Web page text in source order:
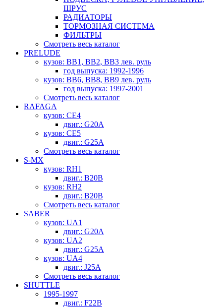
ШРУС
РАДИАТОРЫ
ТОРМОЗНАЯ СИСТЕМА
ФИЛЬТРЫ
Смотреть весь каталог
PRELUDE
кузов: BB1, BB2, BB3 лев. руль
год выпуска: 1992-1996
кузов: BB6, BB8, BB9 лев. руль
год выпуска: 1997-2001
Смотреть весь каталог
RAFAGA
кузов: CE4
двиг.: G20A
кузов: CE5
двиг.: G25A
Смотреть весь каталог
S-MX
кузов: RH1
двиг.: B20B
кузов: RH2
двиг.: B20B
Смотреть весь каталог
SABER
кузов: UA1
двиг.: G20A
кузов: UA2
двиг.: G25A
кузов: UA4
двиг.: J25A
Смотреть весь каталог
SHUTTLE
1995-1997
двиг.: F22B